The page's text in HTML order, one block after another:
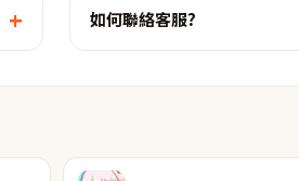
+ 如何聯絡客服?